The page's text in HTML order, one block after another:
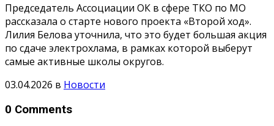
Председатель Ассоциации ОК в сфере ТКО по МО
рассказала о старте нового проекта «Второй ход».
Лилия Белова уточнила, что это будет большая акция
по сдаче электрохлама, в рамках которой выберут
самые активные школы округов.
03.04.2026 в Новости
0 Comments